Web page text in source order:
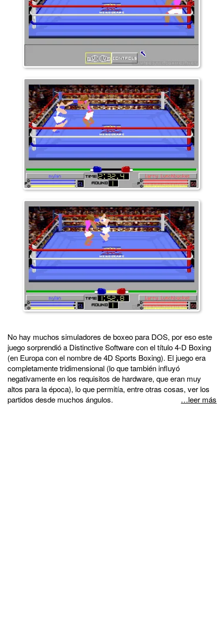
No hay muchos simuladores de boxeo para DOS, por eso este
juego sorprendió a Distinctive Software con el título 4-D Boxing
(en Europa con el nombre de 4D Sports Boxing). El juego era
completamente tridimensional (lo que también influyó
negativamente en los requisitos de hardware, que eran muy
altos para la época), lo que permitía, entre otras cosas, ver los
partidos desde muchos ángulos.
…leer más